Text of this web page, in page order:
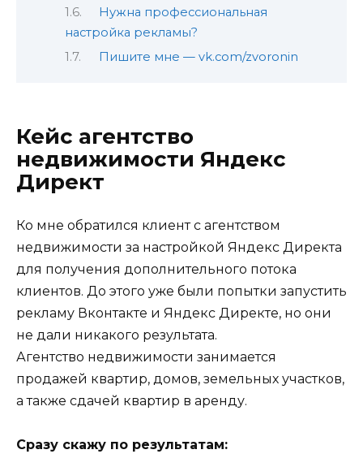
Нужна профессиональная
настройка рекламы?
Пишите мне — vk.com/zvoronin
Кейс агентство
недвижимости Яндекс
Директ
Ко мне обратился клиент с агентством
недвижимости за настройкой Яндекс Директа
для получения дополнительного потока
клиентов. До этого уже были попытки запустить
рекламу Вконтакте и Яндекс Директе, но они
не дали никакого результата.
Агентство недвижимости занимается
продажей квартир, домов, земельных участков,
а также сдачей квартир в аренду.
Сразу скажу по результатам: